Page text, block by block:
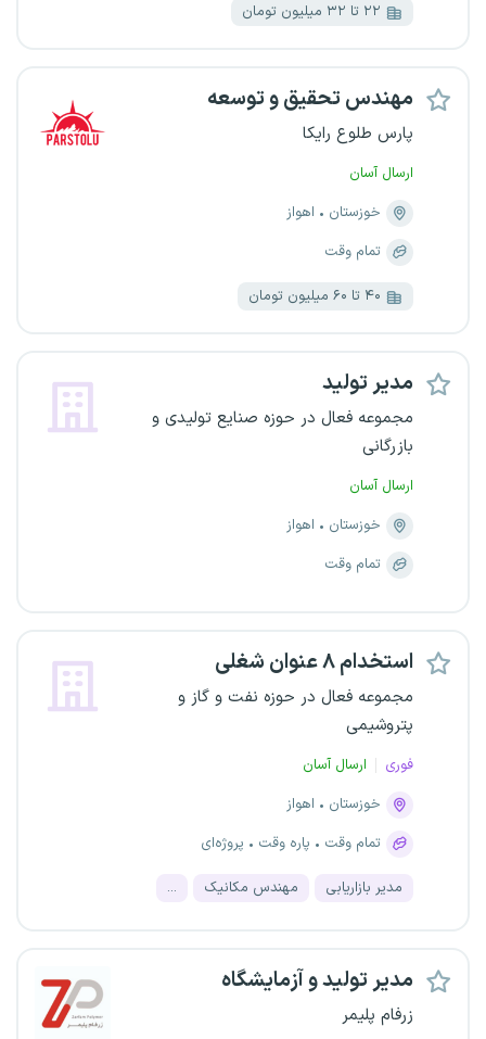
۲۲ تا ۳۲ میلیون تومان
مهندس تحقیق و توسعه
پارس طلوع رایکا
ارسال آسان
خوزستان
اهواز
تمام وقت
۴۰ تا ۶۰ میلیون تومان
مدیر تولید
مجموعه فعال در حوزه صنایع تولیدی و
بازرگانی
ارسال آسان
خوزستان
اهواز
تمام وقت
استخدام ۸ عنوان شغلی
مجموعه فعال در حوزه نفت و گاز و
پتروشیمی
فوری
ارسال آسان
خوزستان
اهواز
تمام وقت
پاره وقت پروژه‌ای
مدیر بازاریابی مهندس مکانیک ...
مدیر تولید و آزمایشگاه
زرفام پلیمر